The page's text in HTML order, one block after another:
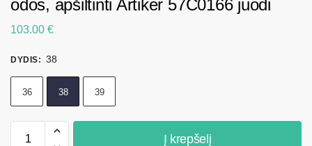
odos, apšiltinti Artiker 57C0166 juodi
103.00 €
DYDIS: 38
36 38 39
Į krepšelį